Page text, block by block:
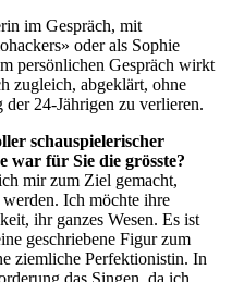
im Gespräch, mit
oder als Sophie
persönlichen Gespräch wirkt
zugleich, abgeklärt, ohne
der 24-Jährigen zu verlieren.
schauspielerischer
war für Sie die grösste?
mir zum Ziel gemacht,
Ich möchte ihre
ihr ganzes Wesen. Es ist
geschriebene Figur zum
ziemliche Perfektionistin. In